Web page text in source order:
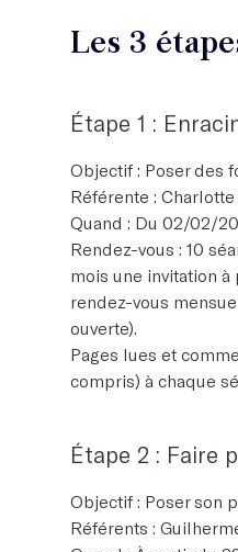
Les 3
Étape 1 :
Objectif : Poser des
Référente :
Quand : Du 02/02/
Rendez-vous : 10
mois une invitation
rendez-vous
ouverte).
Pages lues et
compris) à chaque
Étape 2 : Faire
Objectif : Poser son
Référents :